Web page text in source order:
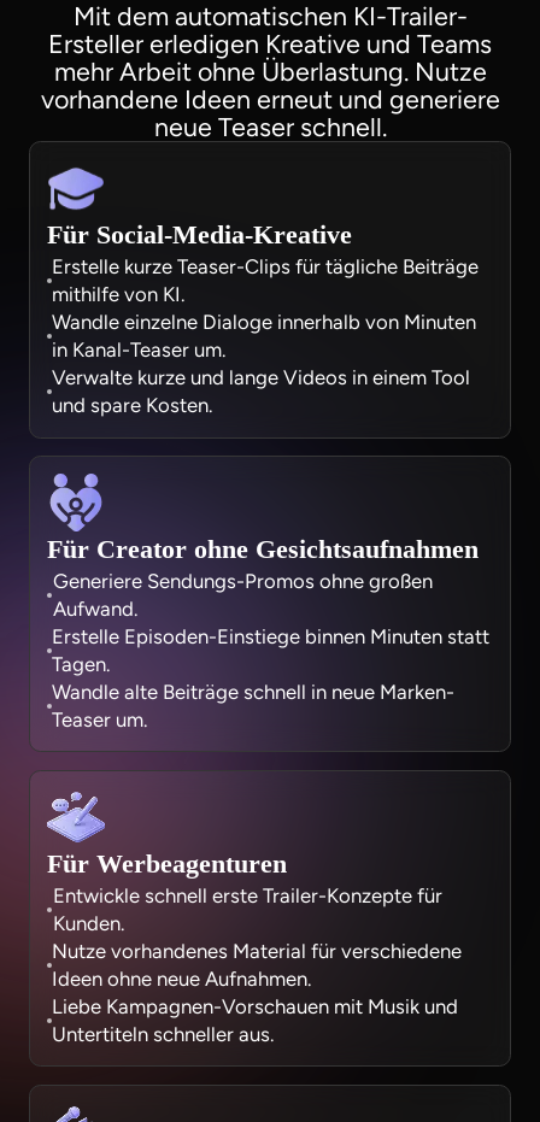
Mit dem automatischen KI-Trailer-
Ersteller erledigen Kreative und Teams
mehr Arbeit ohne Überlastung. Nutze
vorhandene Ideen erneut und generiere
neue Teaser schnell.
Für Social-Media-Kreative
Erstelle kurze Teaser-Clips für tägliche Beiträge
mithilfe von KI.
Wandle einzelne Dialoge innerhalb von Minuten
in Kanal-Teaser um.
Verwalte kurze und lange Videos in einem Tool
und spare Kosten.
Für Creator ohne Gesichtsaufnahmen
Generiere Sendungs-Promos ohne großen
Aufwand.
Erstelle Episoden-Einstiege binnen Minuten statt
Tagen.
Wandle alte Beiträge schnell in neue Marken-
Teaser um.
Für Werbeagenturen
Entwickle schnell erste Trailer-Konzepte für
Kunden.
Nutze vorhandenes Material für verschiedene
Ideen ohne neue Aufnahmen.
Liebe Kampagnen-Vorschauen mit Musik und
Untertiteln schneller aus.